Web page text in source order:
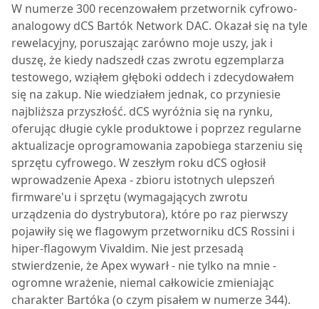
W numerze 300 recenzowałem przetwornik cyfrowo-
analogowy dCS Bartók Network DAC. Okazał się na tyle
rewelacyjny, poruszając zarówno moje uszy, jak i
duszę, że kiedy nadszedł czas zwrotu egzemplarza
testowego, wziąłem głęboki oddech i zdecydowałem
się na zakup. Nie wiedziałem jednak, co przyniesie
najbliższa przyszłość. dCS wyróżnia się na rynku,
oferując długie cykle produktowe i poprzez regularne
aktualizacje oprogramowania zapobiega starzeniu się
sprzętu cyfrowego. W zeszłym roku dCS ogłosił
wprowadzenie Apexa - zbioru istotnych ulepszeń
firmware'u i sprzętu (wymagających zwrotu
urządzenia do dystrybutora), które po raz pierwszy
pojawiły się we flagowym przetworniku dCS Rossini i
hiper-flagowym Vivaldim. Nie jest przesadą
stwierdzenie, że Apex wywarł - nie tylko na mnie -
ogromne wrażenie, niemal całkowicie zmieniając
charakter Bartóka (o czym pisałem w numerze 344).